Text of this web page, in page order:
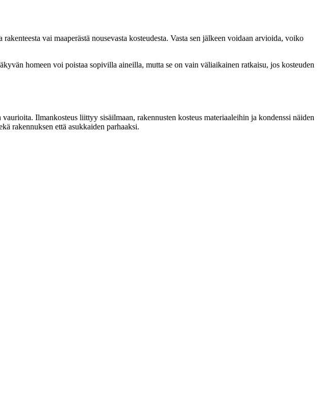
vai maaperästä nousevasta kosteudesta. Vasta sen jälkeen voidaan arvioida, voiko
homeen voi poistaa sopivilla aineilla, mutta se on vain väliaikainen ratkaisu, jos kosteuden
Ilmankosteus liittyy sisäilmaan, rakennusten kosteus materiaaleihin ja kondenssi näiden
rakennuksen että asukkaiden parhaaksi.